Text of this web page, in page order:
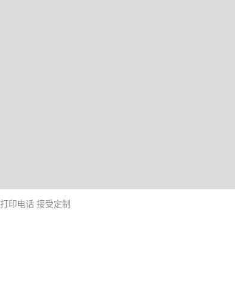
印电话 接受定制